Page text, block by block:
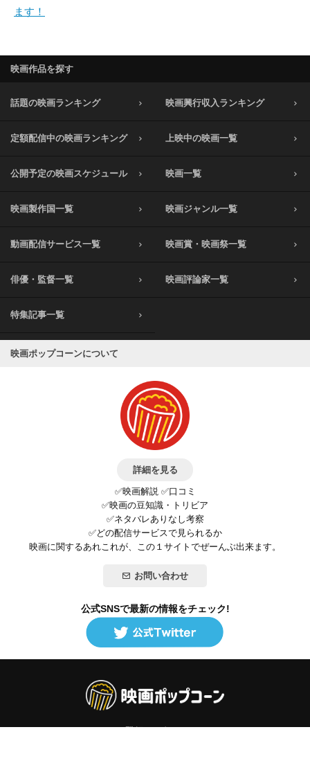
ます！
映画作品を探す
話題の映画ランキング 映画興行収入ランキング
定額配信中の映画ランキング 上映中の映画一覧
公開予定の映画スケジュール 映画一覧
映画製作国一覧 映画ジャンル一覧
動画配信サービス一覧 映画賞・映画祭一覧
俳優・監督一覧 映画評論家一覧
特集記事一覧
映画ポップコーンについて
詳細を見る
✅映画解説 ✅口コミ
✅映画の豆知識・トリビア
✅ネタバレありなし考察
✅どの配信サービスで見られるか
映画に関するあれこれが、この１サイトでぜーんぶ出来ます。
お問い合わせ
公式SNSで最新の情報をチェック!